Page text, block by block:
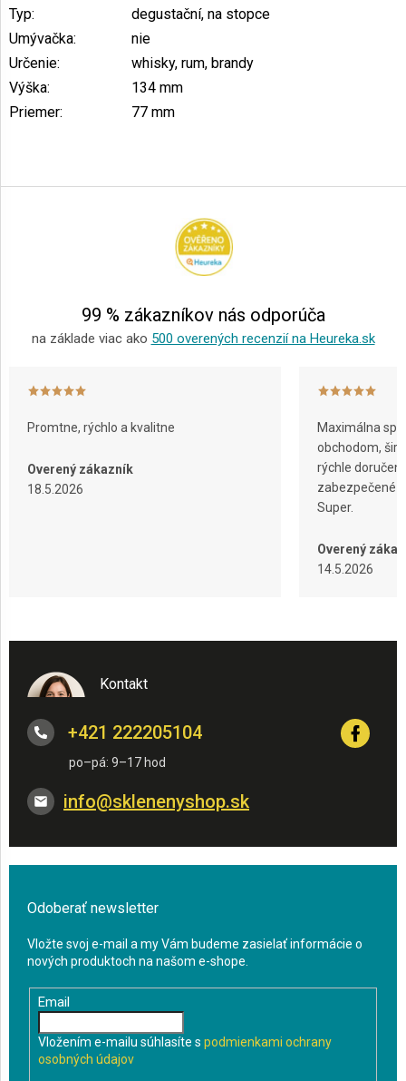
Typ:
degustační, na stopce
Umývačka:
nie
Určenie:
whisky, rum, brandy
Výška:
134 mm
Priemer: 77 mm
á
99 % zákazníkov nás odporúča
na základe viac ako 500 overených recenzií na Heureka.sk
Promtne, rýchlo a kvalitne
Overený zákazník
18.5.2026
Maximálna
obchodom,
rýchle
zabezpečené
Super.
Overený
14.5.2026
Kontakt
info@sklenenyshop.sk
+421 222205104
Odoberať newsletter
Vložte svoj e-mail a my Vám budeme zasielať informácie o
nových produktoch na našom e-shope.
Email
Vložením e-mailu súhlasíte s podmienkami ochrany
osobných údajov